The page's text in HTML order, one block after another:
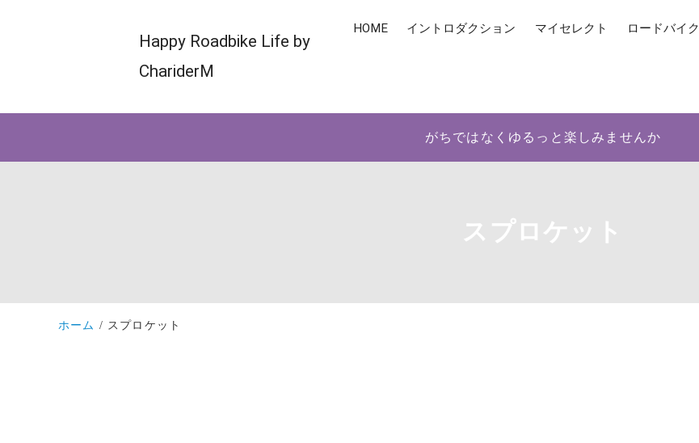
Happy Roadbike Life by
ChariderM
HOME イントロダクション マイセレクト ロードバイク
がちではなくゆるっと楽しみませんか
スプロケット
ホーム スプロケット